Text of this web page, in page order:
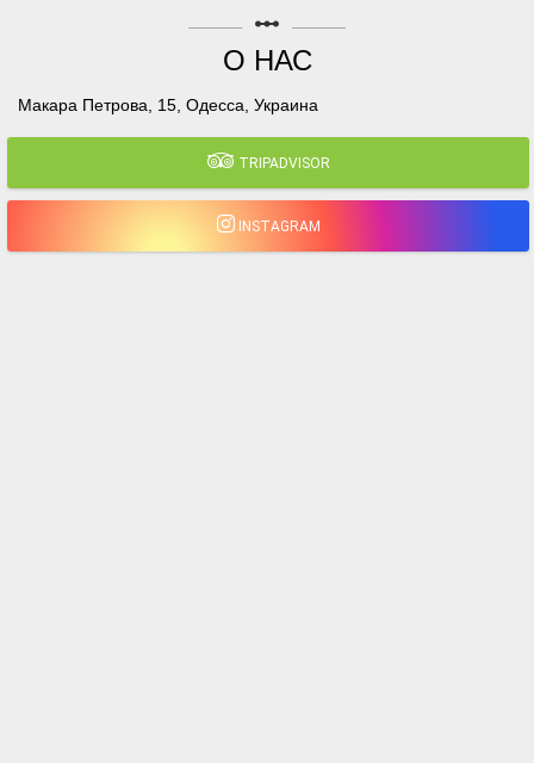
linear_scale
О НАС
Макара Петрова, 15, Одесса, Украина
TRIPADVISOR
INSTAGRAM